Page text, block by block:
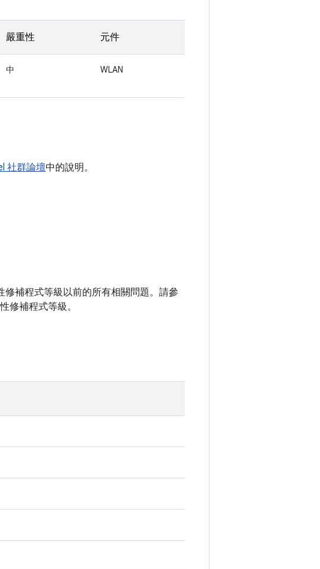
嚴重性 元件
中 WLAN
社群論壇中的說明。
補程式等級以前的所有相關問題。請參
修補程式等級。